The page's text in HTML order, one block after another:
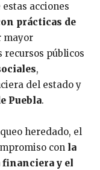
acciones
prácticas de
mayor
públicos
,
del estado y
Puebla.
heredado, el
con la
y el